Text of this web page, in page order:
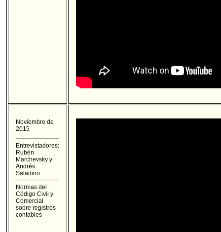
Noviembre de
2015
Entrevistadores:
Rubén
Marchevsky y
Andrés
Saladino
Normas del
Código Civil y
Comercial
sobre registros
contables